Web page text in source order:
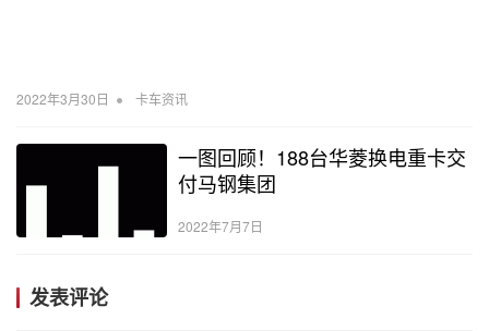
2022年3月30日 • 卡车资讯
一图回顾！188台华菱换电重卡交
付马钢集团
2022年7月7日
发表评论